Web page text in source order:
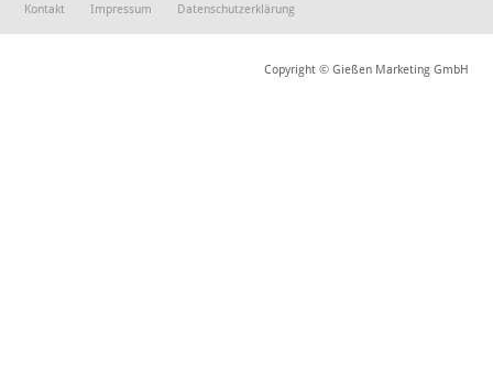
Kontakt Impressum Datenschutzerklärung
Copyright © Gießen Marketing GmbH